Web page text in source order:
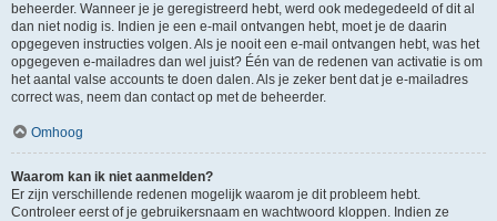
beheerder. Wanneer je je geregistreerd hebt, werd ook medegedeeld of dit al
dan niet nodig is. Indien je een e-mail ontvangen hebt, moet je de daarin
opgegeven instructies volgen. Als je nooit een e-mail ontvangen hebt, was het
opgegeven e-mailadres dan wel juist? Één van de redenen van activatie is om
het aantal valse accounts te doen dalen. Als je zeker bent dat je e-mailadres
correct was, neem dan contact op met de beheerder.
Omhoog
Waarom kan ik niet aanmelden?
Er zijn verschillende redenen mogelijk waarom je dit probleem hebt.
Controleer eerst of je gebruikersnaam en wachtwoord kloppen. Indien ze